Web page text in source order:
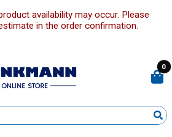
availability may occur. Please
in the order confirmation.
0